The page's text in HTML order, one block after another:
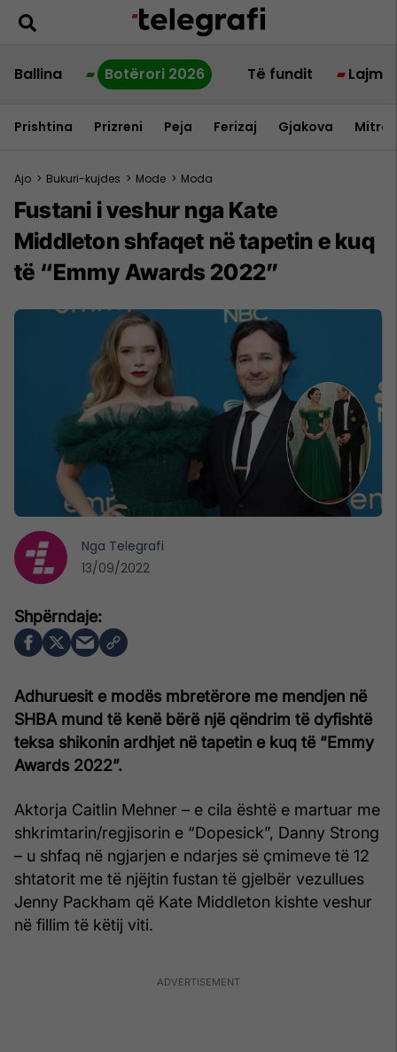
Ballina Botërori 2026 Të fundit Lajme
Prishtina Prizreni Peja Ferizaj Gjakova
Ajo > Bukuri-kujdes > Mode > Moda
Fustani i veshur nga Kate
Middleton shfaqet në tapetin e kuq
të “Emmy Awards 2022”
Adhuruesit e modës mbretërore me mendjen në
SHBA mund të kenë bërë një qëndrim të dyfishtë
teksa shikonin ardhjet në tapetin e kuq të “Emmy
Awards 2022”.
Aktorja Caitlin Mehner – e cila është e martuar me
shkrimtarin/regjisorin e “Dopesick”, Danny Strong
– u shfaq në ngjarjen e ndarjes së çmimeve të 12
shtatorit me të njëjtin fustan të gjelbër vezullues
Jenny Packham që Kate Middleton kishte veshur
në fillim të këtij viti.
Nga Telegrafi
13/09/2022